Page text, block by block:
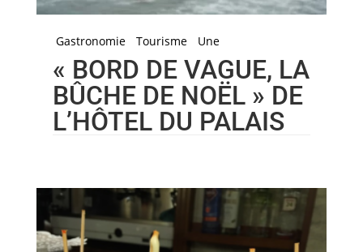
Gastronomie Tourisme Une
« BORD DE VAGUE, LA
BÛCHE DE NOËL » DE
L’HÔTEL DU PALAIS